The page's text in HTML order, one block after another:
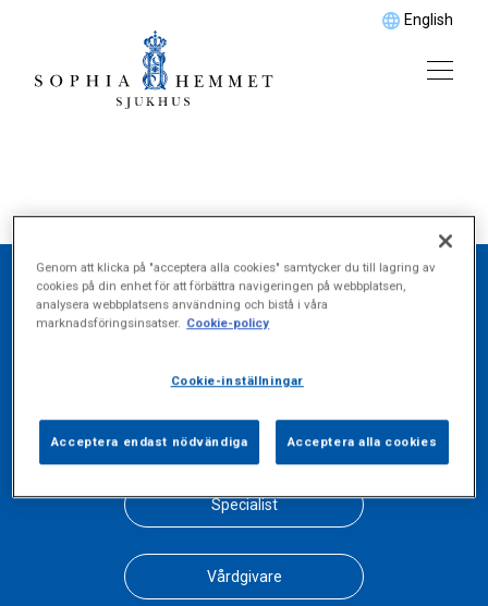
English
Hitta det du söker
Specialist
Vårdgivare
Genom att klicka på "acceptera alla cookies" samtycker du till lagring av
cookies på din enhet för att förbättra navigeringen på webbplatsen,
analysera webbplatsens användning och bistå i våra
marknadsföringsinsatser. Cookie-policy
Cookie-inställningar
Acceptera endast nödvändiga Acceptera alla cookies